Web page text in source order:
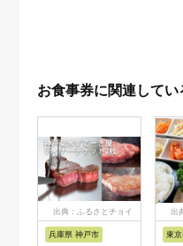
お食事券に関連して
出典：ふるさとチョイ
兵庫県 神戸市
出
東